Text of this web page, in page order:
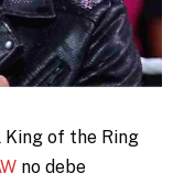
King of the Ring
no debe